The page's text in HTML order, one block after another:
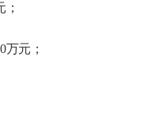
元；